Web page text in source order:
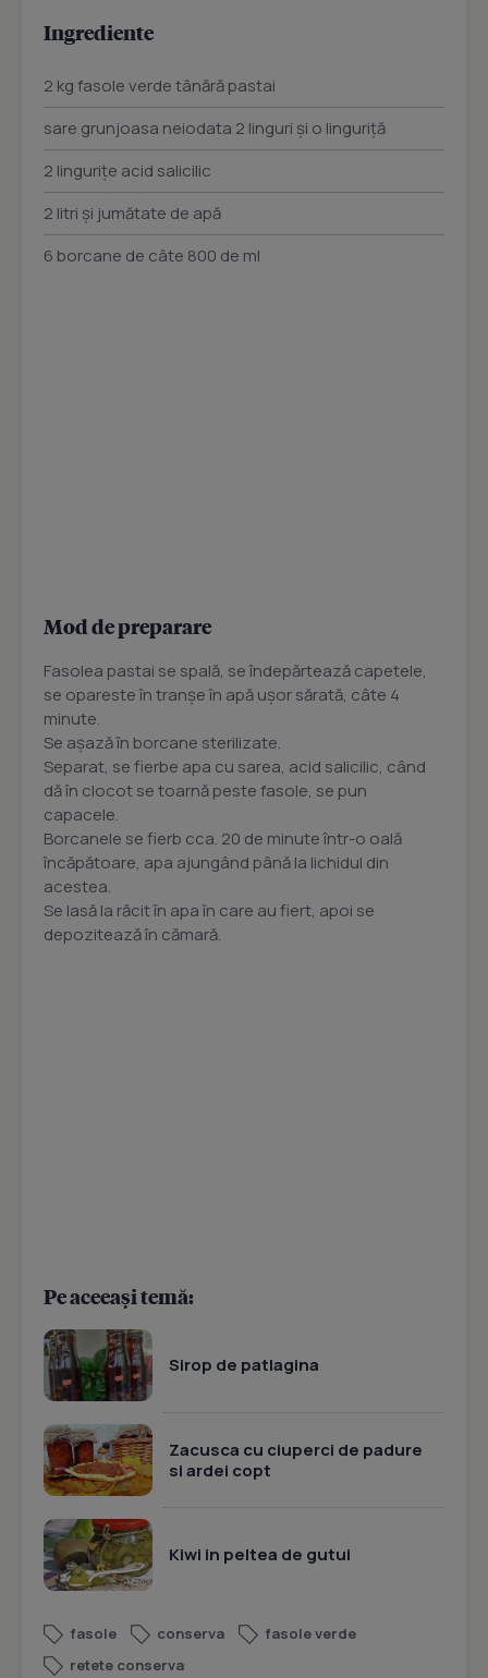
Ingrediente
2 kg fasole verde tânără pastai
sare grunjoasa neiodata 2 linguri și o linguriță
2 lingurițe acid salicilic
2 litri și jumătate de apă
6 borcane de câte 800 de ml
Mod de preparare
Fasolea pastai se spală, se îndepărtează capetele,
se opareste în tranșe în apă ușor sărată, câte 4
minute.
Se așază în borcane sterilizate.
Separat, se fierbe apa cu sarea, acid salicilic, când
dă în clocot se toarnă peste fasole, se pun
capacele.
Borcanele se fierb cca. 20 de minute într-o oală
încăpătoare, apa ajungând până la lichidul din
acestea.
Se lasă la răcit în apa în care au fiert, apoi se
depozitează în cămară.
Pe aceeași temă:
Sirop de patlagina
Zacusca cu ciuperci de padure
si ardei copt
Kiwi in peltea de gutui
fasole conserva
fasole verde
retete conserva